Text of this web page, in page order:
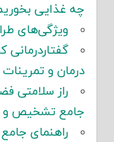
چه غذایی
ویژگی‌های
درمان و
راز سلامتی
جامع تشخیص و
راهنمای